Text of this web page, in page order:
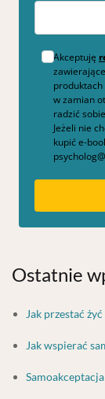
Akceptuję
produktach
w zamian
radzić
Jeżeli nie
kupić e-
Ostatnie
Jak przestać
Jak wspierać